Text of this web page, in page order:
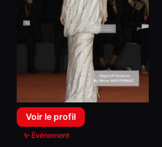
Voir le profil
✨ Événement